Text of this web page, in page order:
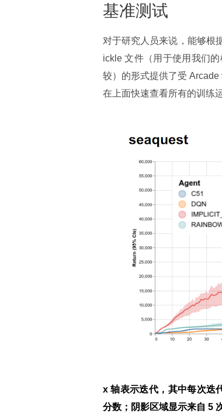
基准测试
对于研究人员来说，能够根
ickle 文件（用于使用我们
较）的形式提供了受
在上面快速查看所有的训练
x 轴表示迭代，其中每次迭
分数；阴影区域显示来自 5